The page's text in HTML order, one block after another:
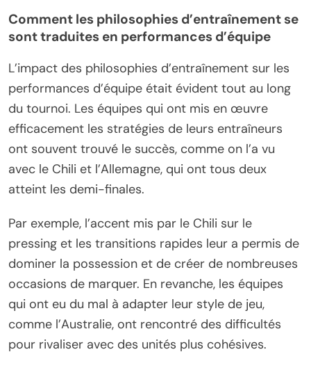
Comment les philosophies d’entraînement se
sont traduites en performances d’équipe
L’impact des philosophies d’entraînement sur les
performances d’équipe était évident tout au long
du tournoi. Les équipes qui ont mis en œuvre
efficacement les stratégies de leurs entraîneurs
ont souvent trouvé le succès, comme on l’a vu
avec le Chili et l’Allemagne, qui ont tous deux
atteint les demi-finales.
Par exemple, l’accent mis par le Chili sur le
pressing et les transitions rapides leur a permis de
dominer la possession et de créer de nombreuses
occasions de marquer. En revanche, les équipes
qui ont eu du mal à adapter leur style de jeu,
comme l’Australie, ont rencontré des difficultés
pour rivaliser avec des unités plus cohésives.